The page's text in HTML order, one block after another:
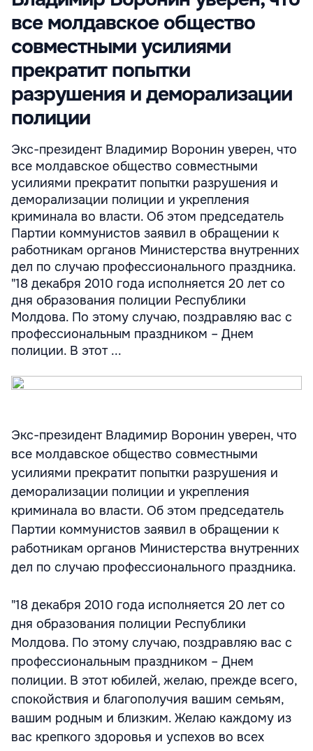
все молдавское общество
совместными усилиями
прекратит попытки
разрушения и деморализации
полиции
Экс-президент Владимир Воронин уверен, что
все молдавское общество совместными
усилиями прекратит попытки разрушения и
деморализации полиции и укрепления
криминала во власти. Об этом председатель
Партии коммунистов заявил в обращении к
работникам органов Министерства внутренних
дел по случаю профессионального праздника.
"18 декабря 2010 года исполняется 20 лет со
дня образования полиции Республики
Молдова. По этому случаю, поздравляю вас с
профессиональным праздником – Днем
полиции. В этот ...
Экс-президент Владимир Воронин уверен, что
все молдавское общество совместными
усилиями прекратит попытки разрушения и
деморализации полиции и укрепления
криминала во власти. Об этом председатель
Партии коммунистов заявил в обращении к
работникам органов Министерства внутренних
дел по случаю профессионального праздника.
"18 декабря 2010 года исполняется 20 лет со
дня образования полиции Республики
Молдова. По этому случаю, поздравляю вас с
профессиональным праздником – Днем
полиции. В этот юбилей, желаю, прежде всего,
спокойствия и благополучия вашим семьям,
вашим родным и близким. Желаю каждому из
вас крепкого здоровья и успехов во всех